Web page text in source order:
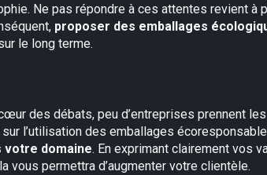
Ne pas répondre à ces attentes revient à
proposer des emballages
le long terme.
des débats, peu d’entreprises prennent
l’utilisation des emballages
votre domaine. En exprimant clairement vos
vous permettra d’augmenter votre clientèle.